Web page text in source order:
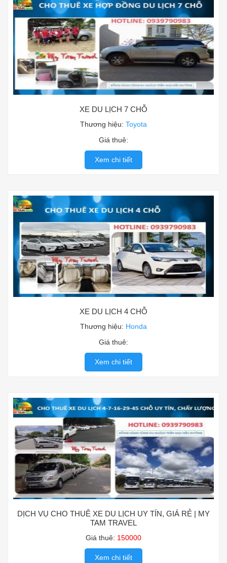
XE DU LỊCH 7 CHỖ
Thương hiệu: Toyota
Giá thuê:
Xem chi tiết
XE DU LỊCH 4 CHỖ
Thương hiệu: Honda
Giá thuê:
Xem chi tiết
DỊCH VỤ CHO THUÊ XE DU LỊCH UY TÍN, GIÁ RẺ | MY
TAM TRAVEL
Giá thuê: 150000
Xem chi tiết